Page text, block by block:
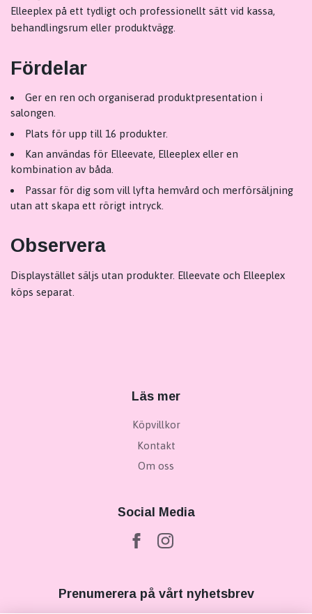
Elleeplex på ett tydligt och professionellt sätt vid kassa,
behandlingsrum eller produktvägg.
Fördelar
Ger en ren och organiserad produktpresentation i
salongen.
Plats för upp till 16 produkter.
Kan användas för Elleevate, Elleeplex eller en
kombination av båda.
Passar för dig som vill lyfta hemvård och merförsäljning
utan att skapa ett rörigt intryck.
Observera
Displaystället säljs utan produkter. Elleevate och Elleeplex
köps separat.
Läs mer
Köpvillkor
Kontakt
Om oss
Social Media
Prenumerera på vårt nyhetsbrev